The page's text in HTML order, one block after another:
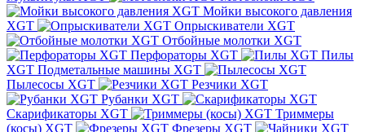
Мойки высокого давления
XGT
Опрыскиватели XGT
Отбойные молотки XGT
Перфораторы XGT
Пилы
XGT Подметальные машины XGT
Пылесосы XGT
Резчики XGT
Рубанки XGT
Скарификаторы XGT
Триммеры
(косы) XGT
Фрезеры XGT